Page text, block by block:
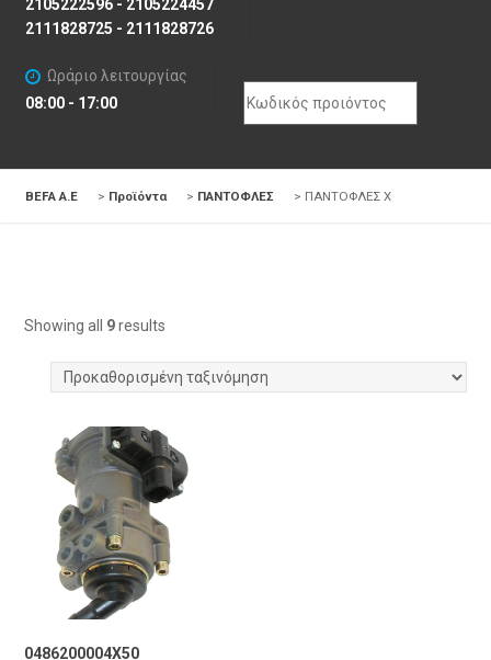
2105222596 - 2105224457
2111828725 - 2111828726
Ωράριο λειτουργίας
08:00 - 17:00
Search
for:
BEFA Α.Ε > Προϊόντα > ΠΑΝΤΟΦΛΕΣ > ΠΑΝΤΟΦΛΕΣ X
Showing all 9results
0486200004X50